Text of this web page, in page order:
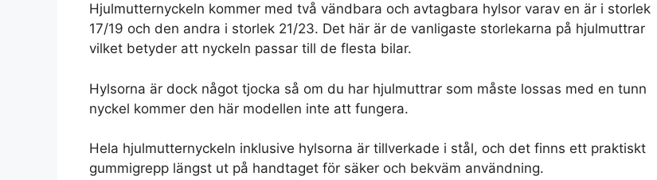
Hjulmutternyckeln kommer med två vändbara och avtagbara hylsor varav en är i storlek
17/19 och den andra i storlek 21/23. Det här är de vanligaste storlekarna på hjulmuttrar
vilket betyder att nyckeln passar till de flesta bilar.
Hylsorna är dock något tjocka så om du har hjulmuttrar som måste lossas med en tunn
nyckel kommer den här modellen inte att fungera.
Hela hjulmutternyckeln inklusive hylsorna är tillverkade i stål, och det finns ett praktiskt
gummigrepp längst ut på handtaget för säker och bekväm användning.